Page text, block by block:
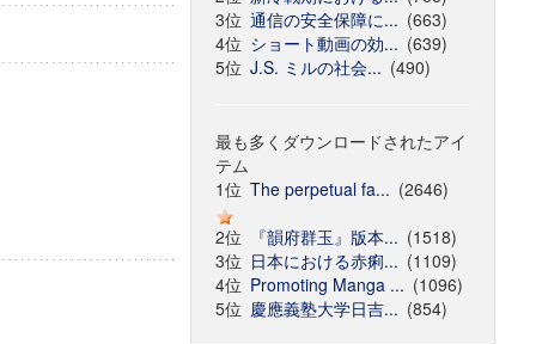
3位 通信の安全保障に... (663)
4位 ショート動画の効... (639)
5位 J.S. ミルの社会... (490)
最も多くダウンロードされたアイ
テム
1位 The perpetual fa... (2646)
2位
『韻府群玉』版本... (1518)
3位 日本における赤痢... (1109)
4位 Promoting Manga ... (1096)
5位 慶應義塾大学日吉... (854)